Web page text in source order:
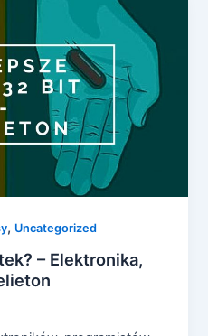
, Uncategorized
– Elektronika,